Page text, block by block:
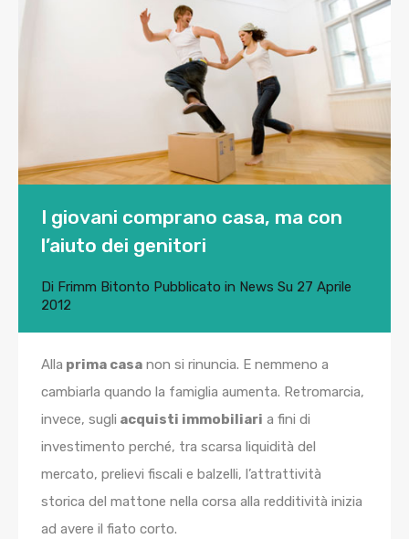
I giovani comprano casa, ma con
l’aiuto dei genitori
Di Frimm Bitonto Pubblicato in News Su 27 Aprile
2012
Alla prima casa non si rinuncia. E nemmeno a
cambiarla quando la famiglia aumenta. Retromarcia,
invece, sugli acquisti immobiliari a fini di
investimento perché, tra scarsa liquidità del
mercato, prelievi fiscali e balzelli, l’attrattività
storica del mattone nella corsa alla redditività inizia
ad avere il fiato corto.